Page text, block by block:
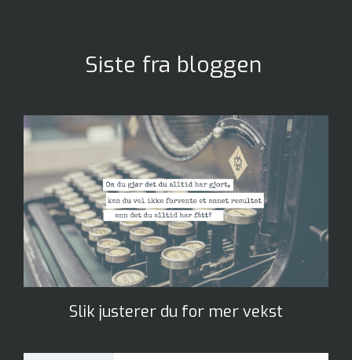
Siste fra bloggen
Slik justerer du for mer vekst